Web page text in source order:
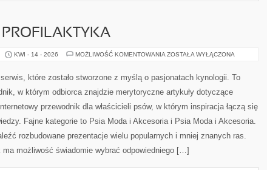
dotyczące zarówno wielkich ikon architektury, jak i konkretnych
Na stronie czytelnik […]
MOŻLIWOŚĆ KOMENTOWANIA
I
PROFILAKTYKA
ZOSTAŁA WYŁĄCZONA
Pakawilkolaka to serwis, które zostało stworzone z